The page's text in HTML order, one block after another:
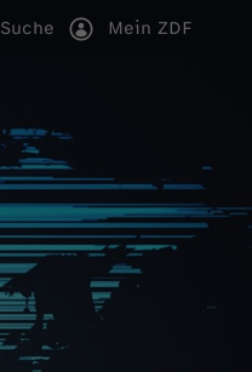
Suche Mein ZDF